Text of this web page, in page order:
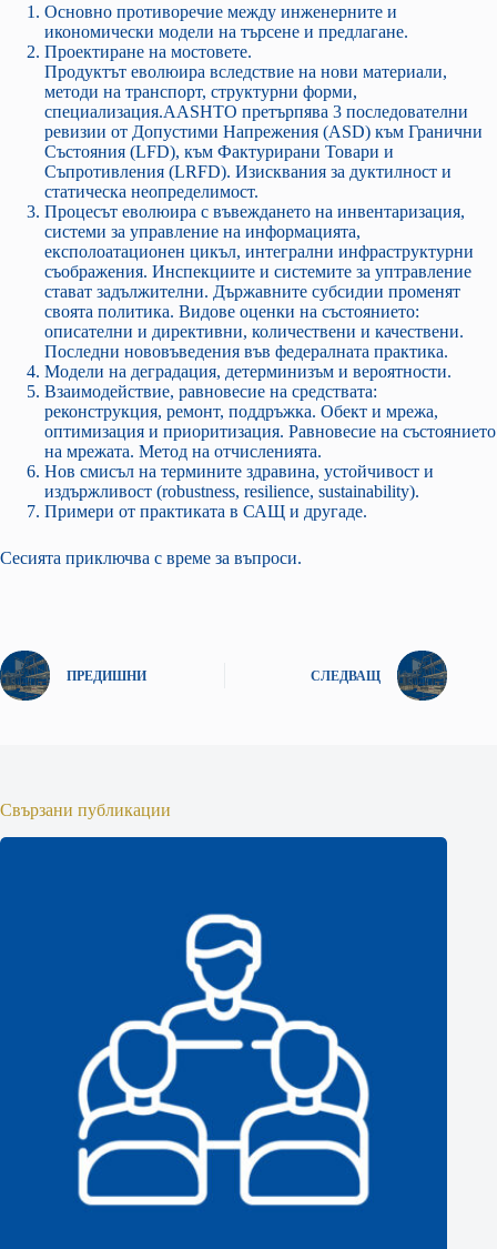
Основно противоречие между инженерните и
икономически модели на търсене и предлагане.
Проектиране на мостовете.
Продуктът еволюира вследствие на нови материали,
методи на транспорт, структурни форми,
специализация.AASHTO претърпява 3 последователни
ревизии от Допустими Напрежения (ASD) към Гранични
Състояния (LFD), към Фактурирани Товари и
Съпротивления (LRFD). Изисквания за дуктилност и
статическа неопределимост.
Процесът еволюира с въвеждането на инвентаризация,
системи за управление на информацията,
експолоатационен цикъл, интегрални инфраструктурни
съображения. Инспекциите и системите за уптравление
стават задължителни. Държавните субсидии променят
своята политика. Видове оценки на състоянието:
описателни и директивни, количествени и качествени.
Последни нововъведения във федералната практика.
Модели на деградация, детерминизъм и вероятности.
Взаимодействие, равновесие на средствата:
реконструкция, ремонт, поддръжка. Обект и мрежа,
оптимизация и приоритизация. Равновесие на състоянието
на мрежата. Метод на отчисленията.
Нов смисъл на термините здравина, устойчивост и
издържливост (robustness, resilience, sustainability).
Примери от практиката в САЩ и другаде.
Сесията приключва с време за въпроси.
ПРЕДИШНИ СЛЕДВАЩ
Свързани публикации